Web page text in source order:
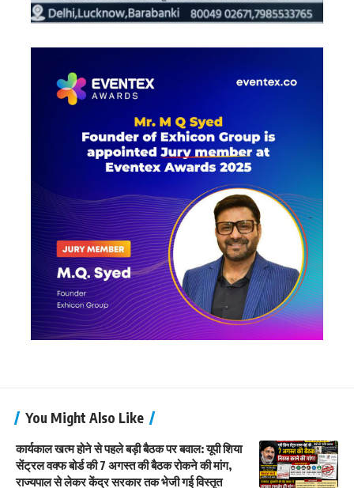
You Might Also Like
कार्यकाल खत्म होने से पहले बड़ी बैठक पर बवाल: यूपी शिया
सेंट्रल वक्फ बोर्ड की 7 अगस्त की बैठक रोकने की मांग,
राज्यपाल से लेकर केंद्र सरकार तक भेजी गई विस्तृत